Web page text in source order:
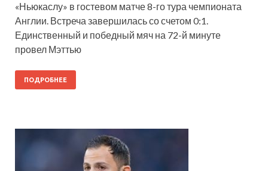
«Ньюкаслу» в гостевом матче 8-го тура чемпионата
Англии. Встреча завершилась со счетом 0:1.
Единственный и победный мяч на 72-й минуте
провел Мэттью
ПОДРОБНЕЕ